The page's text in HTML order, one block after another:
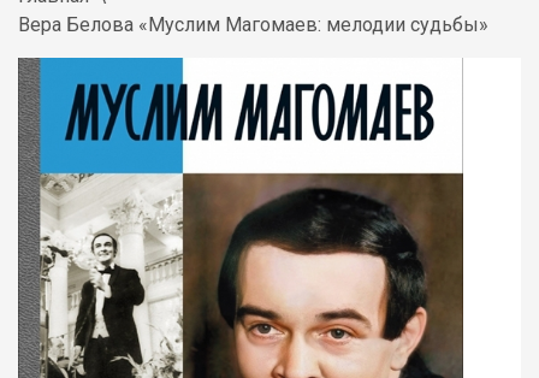
Вера Белова «Муслим Магомаев: мелодии судьбы»